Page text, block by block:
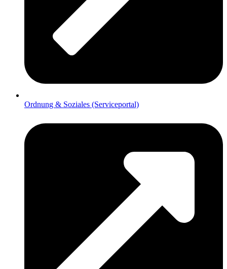
Ordnung & Soziales (Serviceportal)